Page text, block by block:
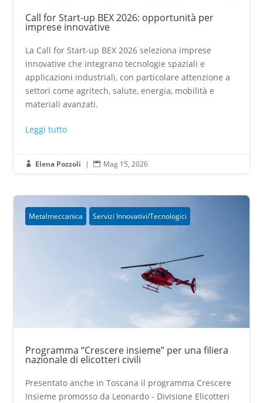
Call for Start-up BEX 2026: opportunità per
imprese innovative
La Call for Start-up BEX 2026 seleziona imprese
innovative che integrano tecnologie spaziali e
applicazioni industriali, con particolare attenzione a
settori come agritech, salute, energia, mobilità e
materiali avanzati.
Leggi tutto
 Elena Pozzoli |  Mag 15, 2026
Metalmeccanica Servizi Innovativi/Tecnologici
Programma “Crescere insieme” per una filiera
nazionale di elicotteri civili
Presentato anche in Toscana il programma Crescere
Insieme promosso da Leonardo - Divisione Elicotteri